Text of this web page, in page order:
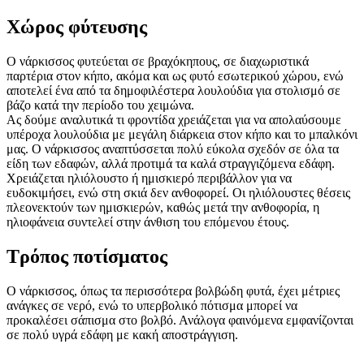
Χώρος φύτευσης
Ο νάρκισσος φυτεύεται σε βραχόκηπους, σε διαχωριστικά
παρτέρια στον κήπο, ακόμα και ως φυτό εσωτερικού χώρου, ενώ
αποτελεί ένα από τα δημοφιλέστερα λουλούδια για στολισμό σε
βάζο κατά την περίοδο του χειμώνα.
Ας δούμε αναλυτικά τι φροντίδα χρειάζεται για να απολαύσουμε
υπέροχα λουλούδια με μεγάλη διάρκεια στον κήπο και το μπαλκόνι
μας. Ο νάρκισσος αναπτύσσεται πολύ εύκολα σχεδόν σε όλα τα
είδη των εδαφών, αλλά προτιμά τα καλά στραγγιζόμενα εδάφη.
Χρειάζεται ηλιόλουστο ή ημισκιερό περιβάλλον για να
ευδοκιμήσει, ενώ στη σκιά δεν ανθοφορεί. Οι ηλιόλουστες θέσεις
πλεονεκτούν των ημισκιερών, καθώς μετά την ανθοφορία, η
ηλιοφάνεια συντελεί στην άνθιση του επόμενου έτους.
Τρόπος ποτίσματος
Ο νάρκισσος, όπως τα περισσότερα βολβώδη φυτά, έχει μέτριες
ανάγκες σε νερό, ενώ το υπερβολικό πότισμα μπορεί να
προκαλέσει σάπισμα στο βολβό. Ανάλογα φαινόμενα εμφανίζονται
σε πολύ υγρά εδάφη με κακή αποστράγγιση.